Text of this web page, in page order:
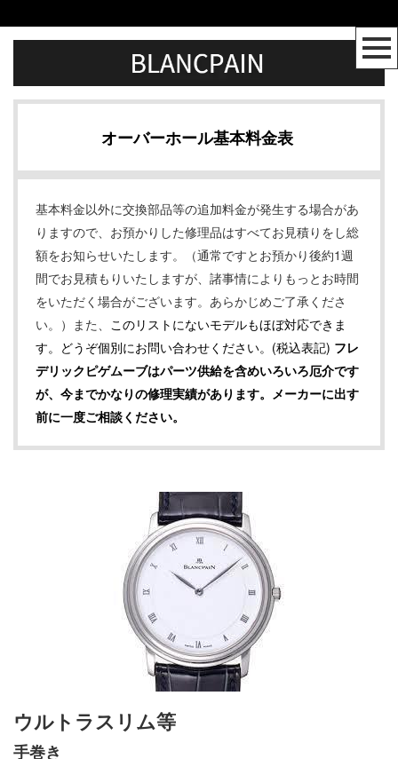
オーバーホール基本料金表
基本料金以外に交換部品等の追加料金が発生する場合があ
りますので、お預かりした修理品はすべてお見積りをし総
額をお知らせいたします。（通常ですとお預かり後約1週
間でお見積もりいたしますが、諸事情によりもっとお時間
をいただく場合がございます。あらかじめご了承くださ
い。）また、 このリストにないモデルもほぼ対応できま
す。どうぞ個別にお問い合わせください。(税込表記) フレ
デリックピゲムーブはパーツ供給を含めいろいろ厄介です
が、今までかなりの修理実績があります。メーカーに出す
前に一度ご相談ください。
ウルトラスリム等
手巻き